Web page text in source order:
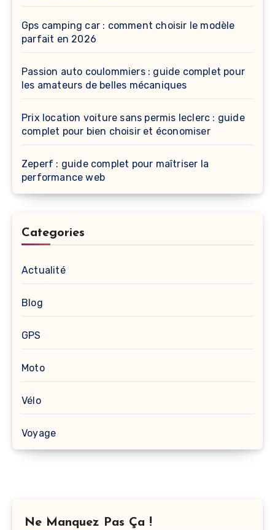
Gps camping car : comment choisir le modèle
parfait en 2026
Passion auto coulommiers : guide complet pour
les amateurs de belles mécaniques
Prix location voiture sans permis leclerc : guide
complet pour bien choisir et économiser
Zeperf : guide complet pour maîtriser la
performance web
Categories
Actualité
Blog
GPS
Moto
Vélo
Voyage
Ne Manquez Pas Ça !